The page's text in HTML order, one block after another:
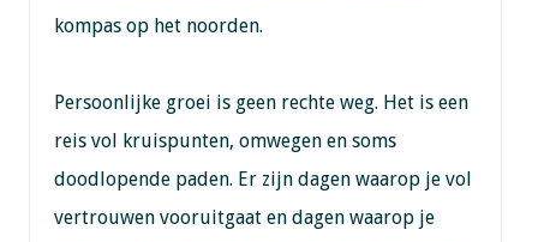
kompas op het noorden.
Persoonlijke groei is geen rechte weg. Het is een
reis vol kruispunten, omwegen en soms
doodlopende paden. Er zijn dagen waarop je vol
vertrouwen vooruitgaat en dagen waarop je